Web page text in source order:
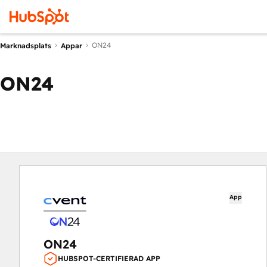
Marknadsplats Appar ON24
ON24
App
ON24
HUBSPOT-CERTIFIERAD APP